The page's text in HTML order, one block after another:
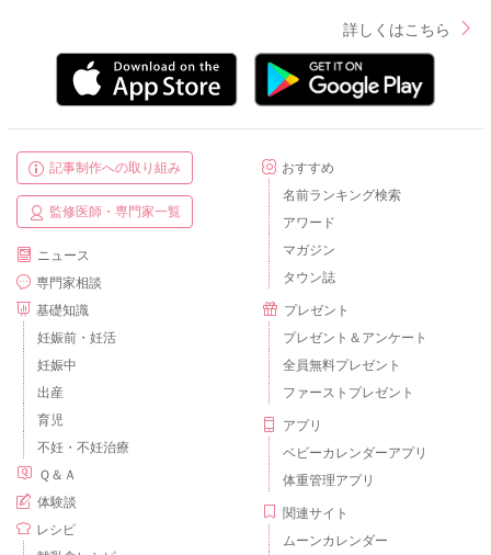
詳しくはこちら
記事制作への取り組み
監修医師・専門家一覧
ニュース
専門家相談
基礎知識
妊娠前・妊活
妊娠中
出産
育児
不妊・不妊治療
Ｑ＆Ａ
体験談
レシピ
おすすめ
名前ランキング検索
アワード
マガジン
タウン誌
プレゼント
プレゼント＆アンケート
全員無料プレゼント
ファーストプレゼント
アプリ
ベビーカレンダーアプリ
体重管理アプリ
関連サイト
ムーンカレンダー